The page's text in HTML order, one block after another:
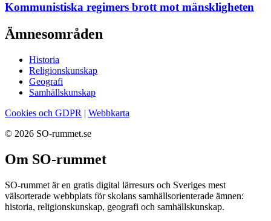
Kommunistiska regimers brott mot mänskligheten
Ämnesområden
Historia
Religionskunskap
Geografi
Samhällskunskap
Cookies och GDPR | Webbkarta
© 2026 SO-rummet.se
Om SO-rummet
SO-rummet är en gratis digital lärresurs och Sveriges mest
välsorterade webbplats för skolans samhällsorienterade ämnen:
historia, religionskunskap, geografi och samhällskunskap.